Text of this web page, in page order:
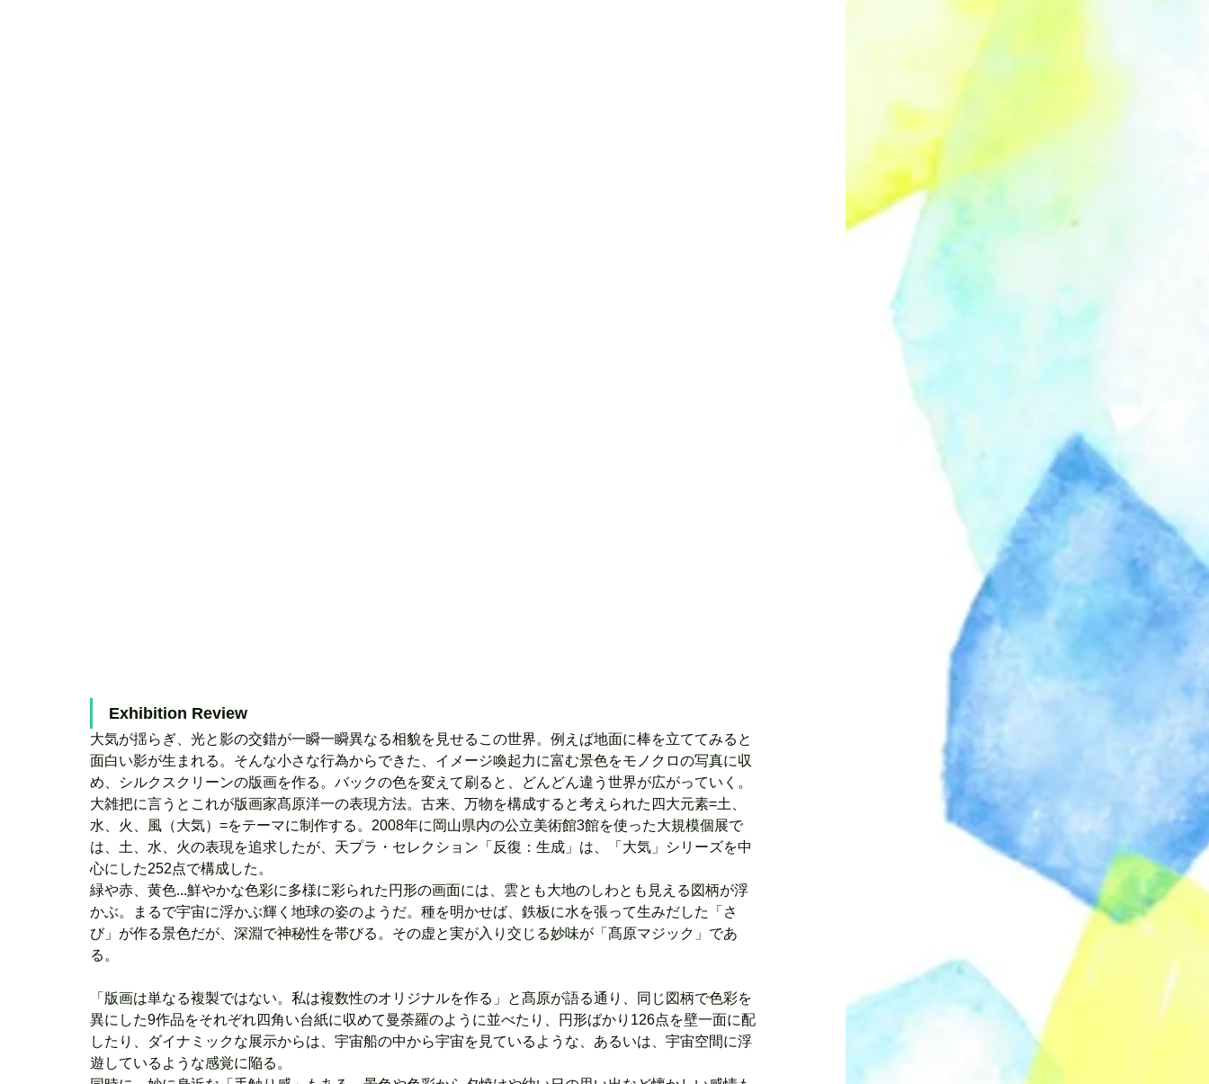
Exhibition Review
大気が揺らぎ、光と影の交錯が一瞬一瞬異なる相貌を見せるこの世界。例えば地面に棒を立ててみると
面白い影が生まれる。そんな小さな行為からできた、イメージ喚起力に富む景色をモノクロの写真に収
め、シルクスクリーンの版画を作る。バックの色を変えて刷ると、どんどん違う世界が広がっていく。
大雑把に言うとこれが版画家髙原洋一の表現方法。古来、万物を構成すると考えられた四大元素=土、
水、火、風（大気）=をテーマに制作する。2008年に岡山県内の公立美術館3館を使った大規模個展で
は、土、水、火の表現を追求したが、天プラ・セレクション「反復：生成」は、「大気」シリーズを中
心にした252点で構成した。
緑や赤、黄色...鮮やかな色彩に多様に彩られた円形の画面には、雲とも大地のしわとも見える図柄が浮
かぶ。まるで宇宙に浮かぶ輝く地球の姿のようだ。種を明かせば、鉄板に水を張って生みだした「さ
び」が作る景色だが、深淵で神秘性を帯びる。その虚と実が入り交じる妙味が「髙原マジック」であ
る。
「版画は単なる複製ではない。私は複数性のオリジナルを作る」と髙原が語る通り、同じ図柄で色彩を
異にした9作品をそれぞれ四角い台紙に収めて曼荼羅のように並べたり、円形ばかり126点を壁一面に配
したり、ダイナミックな展示からは、宇宙船の中から宇宙を見ているような、あるいは、宇宙空間に浮
遊しているような感覚に陥る。